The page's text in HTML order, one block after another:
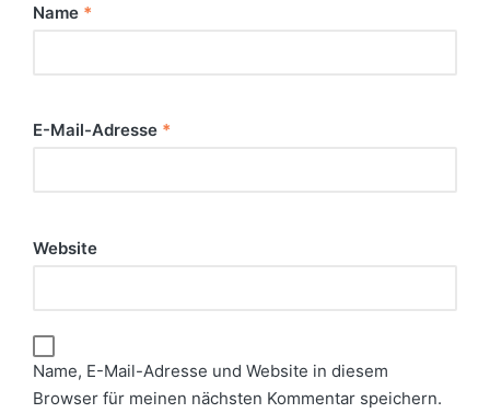
Name *
E-Mail-Adresse *
Website
Name, E-Mail-Adresse und Website in diesem
Browser für meinen nächsten Kommentar speichern.